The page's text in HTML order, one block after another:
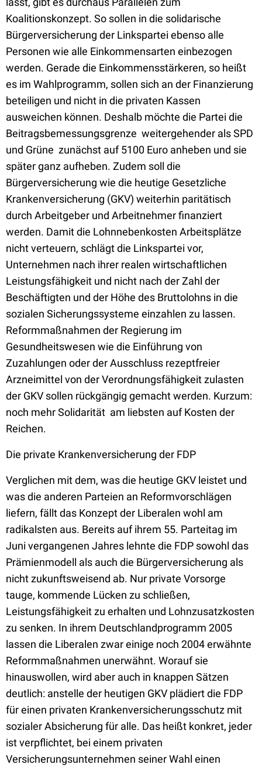
Koalitionskonzept. So sollen in die solidarische
Bürgerversicherung der Linkspartei ebenso alle
Personen wie alle Einkommensarten einbezogen
werden. Gerade die Einkommensstärkeren, so heißt
es im Wahlprogramm, sollen sich an der Finanzierung
beteiligen und nicht in die privaten Kassen
ausweichen können. Deshalb möchte die Partei die
Beitragsbemessungsgrenze  weitergehender als SPD
und Grüne  zunächst auf 5100 Euro anheben und sie
später ganz aufheben. Zudem soll die
Bürgerversicherung wie die heutige Gesetzliche
Krankenversicherung (GKV) weiterhin paritätisch
durch Arbeitgeber und Arbeitnehmer finanziert
werden. Damit die Lohnnebenkosten Arbeitsplätze
nicht verteuern, schlägt die Linkspartei vor,
Unternehmen nach ihrer realen wirtschaftlichen
Leistungsfähigkeit und nicht nach der Zahl der
Beschäftigten und der Höhe des Bruttolohns in die
sozialen Sicherungssysteme einzahlen zu lassen.
Reformmaßnahmen der Regierung im
Gesundheitswesen wie die Einführung von
Zuzahlungen oder der Ausschluss rezeptfreier
Arzneimittel von der Verordnungsfähigkeit zulasten
der GKV sollen rückgängig gemacht werden. Kurzum:
noch mehr Solidarität  am liebsten auf Kosten der
Reichen.
Die private Krankenversicherung der FDP
Verglichen mit dem, was die heutige GKV leistet und
was die anderen Parteien an Reformvorschlägen
liefern, fällt das Konzept der Liberalen wohl am
radikalsten aus. Bereits auf ihrem 55. Parteitag im
Juni vergangenen Jahres lehnte die FDP sowohl das
Prämienmodell als auch die Bürgerversicherung als
nicht zukunftsweisend ab. Nur private Vorsorge
tauge, kommende Lücken zu schließen,
Leistungsfähigkeit zu erhalten und Lohnzusatzkosten
zu senken. In ihrem Deutschlandprogramm 2005
lassen die Liberalen zwar einige noch 2004 erwähnte
Reformmaßnahmen unerwähnt. Worauf sie
hinauswollen, wird aber auch in knappen Sätzen
deutlich: anstelle der heutigen GKV plädiert die FDP
für einen privaten Krankenversicherungsschutz mit
sozialer Absicherung für alle. Das heißt konkret, jeder
ist verpflichtet, bei einem privaten
Versicherungsunternehmen seiner Wahl einen